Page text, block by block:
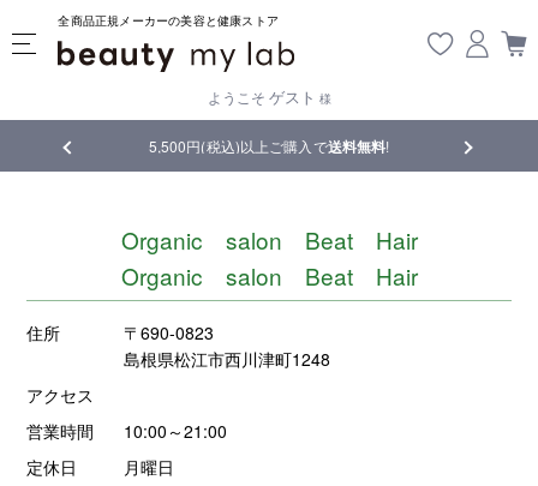
全商品正規メーカーの美容と健康ストア
ようこそ ゲスト 様
5,500円(税込)以上ご購入で送料無料! 【重要】
Organic salon Beat Hair
Organic salon Beat Hair
住所
〒690-0823
島根県松江市西川津町1248
アクセス
営業時間
10:00～21:00
定休日
月曜日